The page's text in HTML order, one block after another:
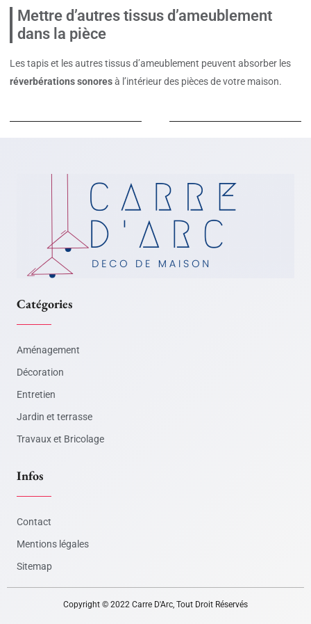
Mettre d’autres tissus d’ameublement
dans la pièce
Les tapis et les autres tissus d’ameublement peuvent absorber les
réverbérations sonoresà l’intérieur des pièces de votre maison.
Catégories
Aménagement
Décoration
Entretien
Jardin et terrasse
Travaux et Bricolage
Infos
Contact
Mentions légales
Sitemap
Copyright © 2022 Carre D'Arc, Tout Droit Réservés